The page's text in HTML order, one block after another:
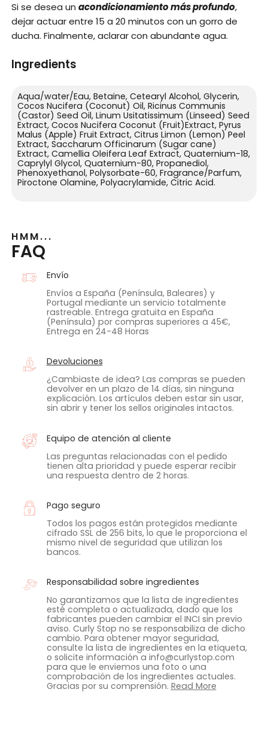
Si se desea unacondicionamiento más profundo,
dejar actuar entre 15 a 20 minutos con un gorro de
ducha. Finalmente, aclarar con abundante agua.
Ingredients
Aqua/water/Eau, Betaine, Cetearyl Alcohol, Glycerin,
Cocos Nucifera (Coconut) Oil, Ricinus Communis
(Castor) Seed Oil, Linum Usitatissimum (Linseed) Seed
Extract, Cocos Nucifera Coconut (Fruit)Extract, Pyrus
Malus (Apple) Fruit Extract, Citrus Limon (Lemon) Peel
Extract, Saccharum Officinarum (Sugar cane)
Extract, Camellia Oleifera Leaf Extract, Quaternium-18,
Caprylyl Glycol, Quaternium-80, Propanediol,
Phenoxyethanol, Polysorbate-60, Fragrance/Parfum,
Piroctone Olamine, Polyacrylamide, Citric Acid.
HMM...
FAQ
Envío
Envíos a España (Península, Baleares) y
Portugal mediante un servicio totalmente
rastreable. Entrega gratuita en España
(Península) por compras superiores a 45€,
Entrega en 24-48 Horas
Devoluciones
¿Cambiaste de idea? Las compras se pueden
devolver en un plazo de 14 días, sin ninguna
explicación. Los artículos deben estar sin usar,
sin abrir y tener los sellos originales intactos.
Equipo de atención al cliente
Las preguntas relacionadas con el pedido
tienen alta prioridad y puede esperar recibir
una respuesta dentro de 2 horas.
Pago seguro
Todos los pagos están protegidos mediante
cifrado SSL de 256 bits, lo que le proporciona el
mismo nivel de seguridad que utilizan los
bancos.
Responsabilidad sobre ingredientes
No garantizamos que la lista de ingredientes
esté completa o actualizada, dado que los
fabricantes pueden cambiar el INCI sin previo
aviso. Curly Stop no se responsabiliza de dicho
cambio. Para obtener mayor seguridad,
consulte la lista de ingredientes en la etiqueta,
o solicite información a info@curlystop.com
para que le enviemos una foto o una
comprobación de los ingredientes actuales.
Gracias por su comprensión. Read More